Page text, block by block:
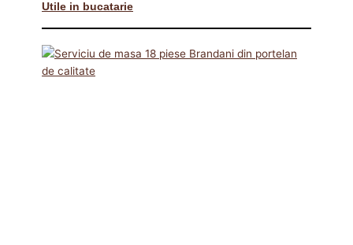
Utile in bucatarie